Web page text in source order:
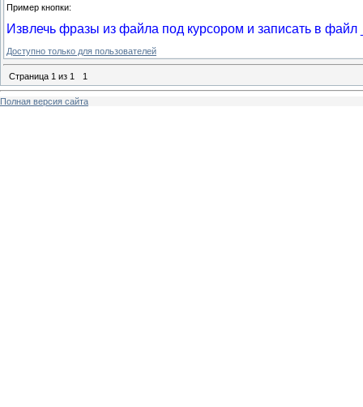
Пример кнопки:
Извлечь фразы из файла под курсором и записать в файл
Доступно только для пользователей
Страница 1 из 1 1
Полная версия сайта